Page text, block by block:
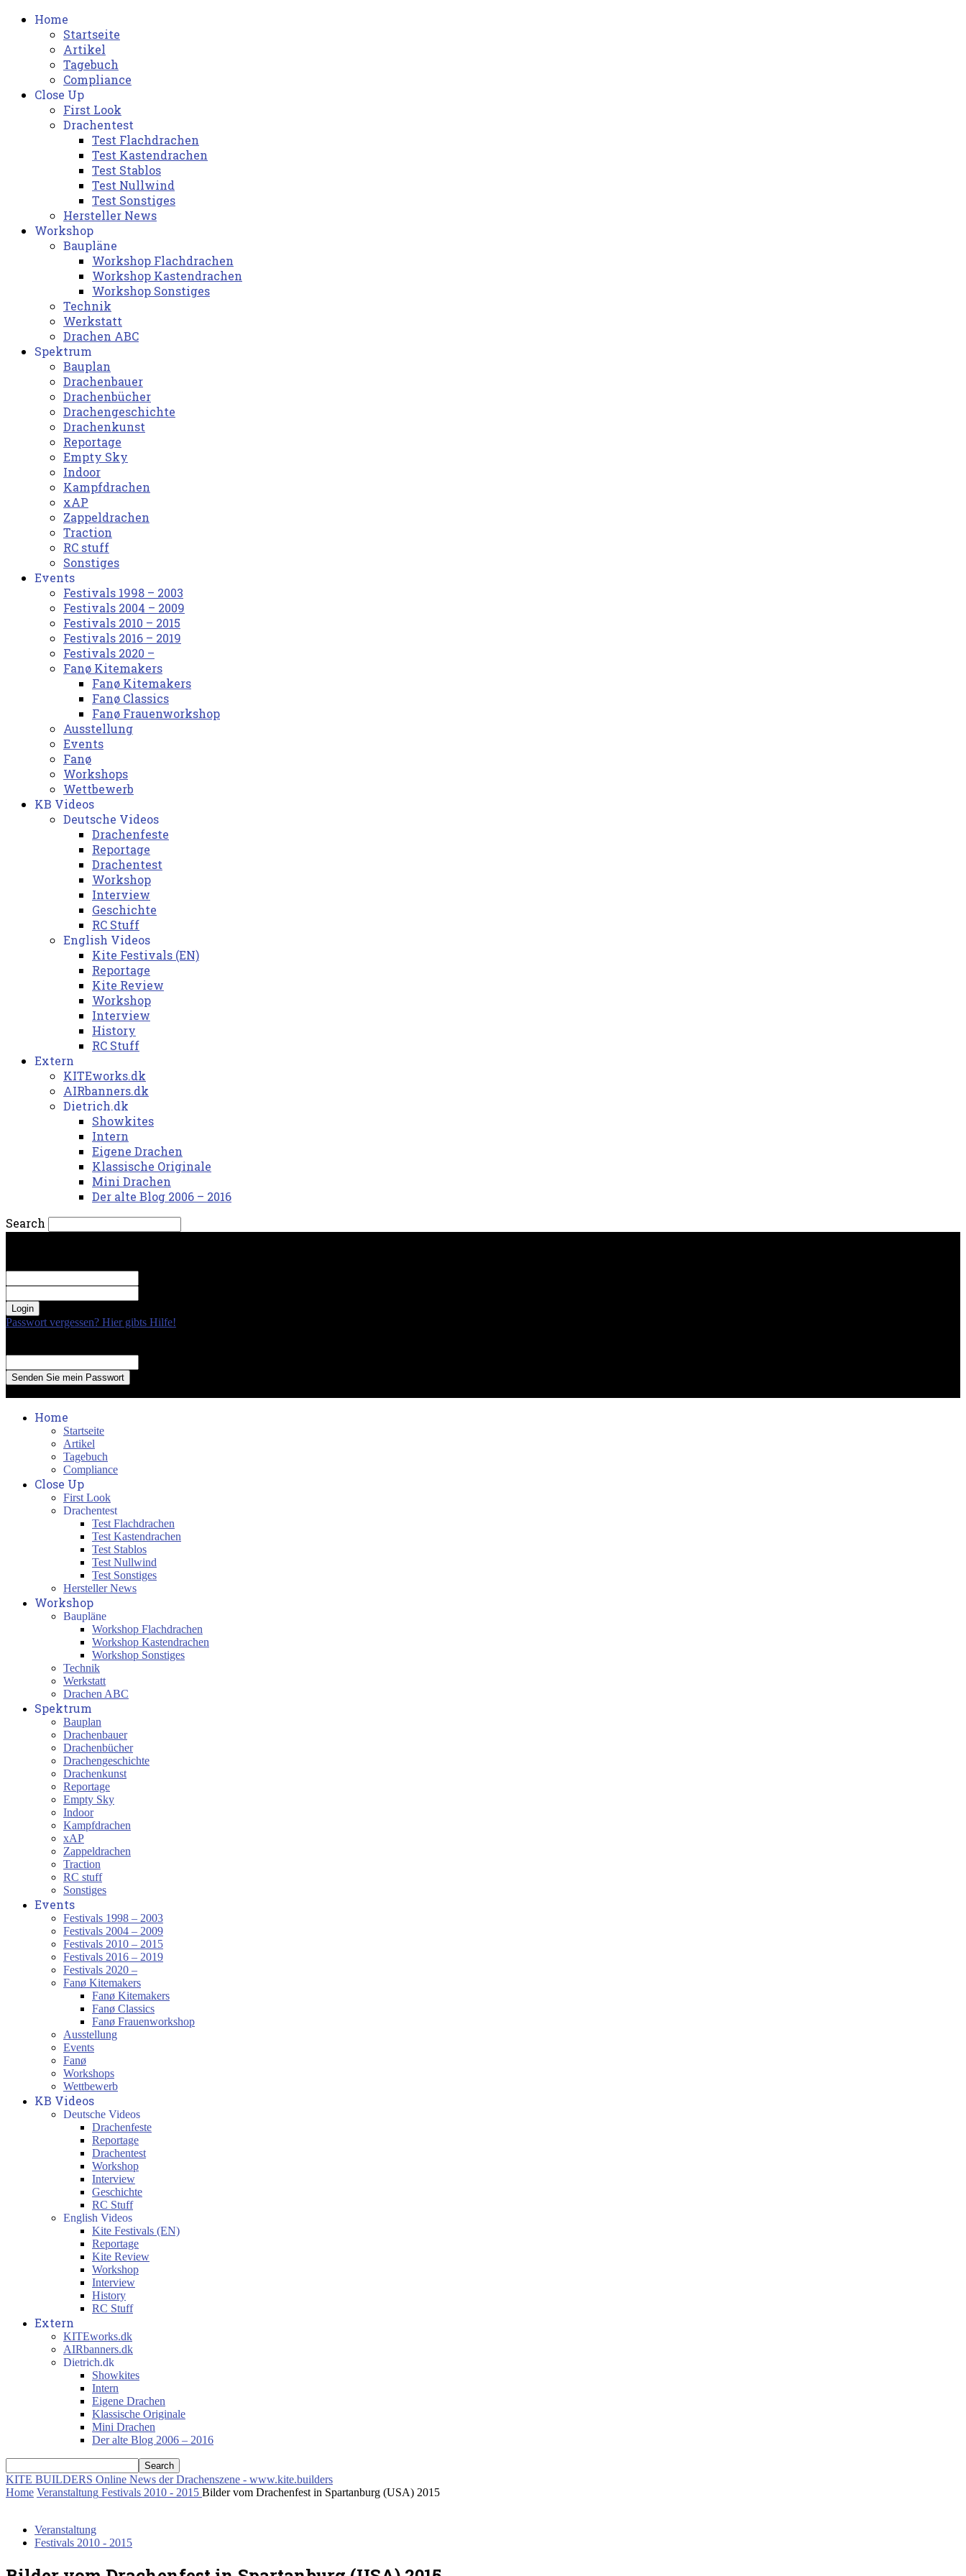
Home
Startseite
Artikel
Tagebuch
Compliance
Close Up
First Look
Drachentest
Test Flachdrachen
Test Kastendrachen
Test Stablos
Test Nullwind
Test Sonstiges
Hersteller News
Workshop
Baupläne
Workshop Flachdrachen
Workshop Kastendrachen
Workshop Sonstiges
Technik
Werkstatt
Drachen ABC
Spektrum
Bauplan
Drachenbauer
Drachenbücher
Drachengeschichte
Drachenkunst
Reportage
Empty Sky
Indoor
Kampfdrachen
xAP
Zappeldrachen
Traction
RC stuff
Sonstiges
Events
Festivals 1998 – 2003
Festivals 2004 – 2009
Festivals 2010 – 2015
Festivals 2016 – 2019
Festivals 2020 –
Fanø Kitemakers
Fanø Kitemakers
Fanø Classics
Fanø Frauenworkshop
Ausstellung
Events
Fanø
Workshops
Wettbewerb
KB Videos
Deutsche Videos
Drachenfeste
Reportage
Drachentest
Workshop
Interview
Geschichte
RC Stuff
English Videos
Kite Festivals (EN)
Reportage
Kite Review
Workshop
Interview
History
RC Stuff
Extern
KITEworks.dk
AIRbanners.dk
Dietrich.dk
Showkites
Intern
Eigene Drachen
Klassische Originale
Mini Drachen
Der alte Blog 2006 – 2016
Search
Passwort vergessen? Hier gibts Hilfe!
Home
Startseite
Artikel
Tagebuch
Compliance
Close Up
First Look
Drachentest
Test Flachdrachen
Test Kastendrachen
Test Stablos
Test Nullwind
Test Sonstiges
Hersteller News
Workshop
Baupläne
Workshop Flachdrachen
Workshop Kastendrachen
Workshop Sonstiges
Technik
Werkstatt
Drachen ABC
Spektrum
Bauplan
Drachenbauer
Drachenbücher
Drachengeschichte
Drachenkunst
Reportage
Empty Sky
Indoor
Kampfdrachen
xAP
Zappeldrachen
Traction
RC stuff
Sonstiges
Events
Festivals 1998 – 2003
Festivals 2004 – 2009
Festivals 2010 – 2015
Festivals 2016 – 2019
Festivals 2020 –
Fanø Kitemakers
Fanø Kitemakers
Fanø Classics
Fanø Frauenworkshop
Ausstellung
Events
Fanø
Workshops
Wettbewerb
KB Videos
Deutsche Videos
Drachenfeste
Reportage
Drachentest
Workshop
Interview
Geschichte
RC Stuff
English Videos
Kite Festivals (EN)
Reportage
Kite Review
Workshop
Interview
History
RC Stuff
Extern
KITEworks.dk
AIRbanners.dk
Dietrich.dk
Showkites
Intern
Eigene Drachen
Klassische Originale
Mini Drachen
Der alte Blog 2006 – 2016
KITE BUILDERS Online News der Drachenszene - www.kite.builders
Home Veranstaltung Festivals 2010 - 2015 Bilder vom Drachenfest in Spartanburg (USA) 2015
Veranstaltung
Festivals 2010 - 2015